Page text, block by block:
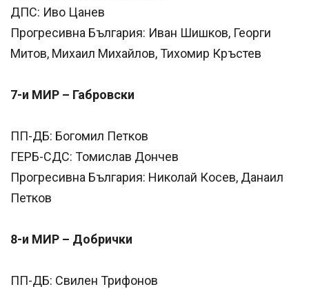
ДПС: Иво Цанев
Прогресивна България: Иван Шишков, Георги
Митов, Михаил Михайлов, Тихомир Кръстев
7-и МИР – Габровски
ПП-ДБ: Богомил Петков
ГЕРБ-СДС: Томислав Дончев
Прогресивна България: Николай Косев, Данаил
Петков
8-и МИР – Добрички
ПП-ДБ: Свилен Трифонов